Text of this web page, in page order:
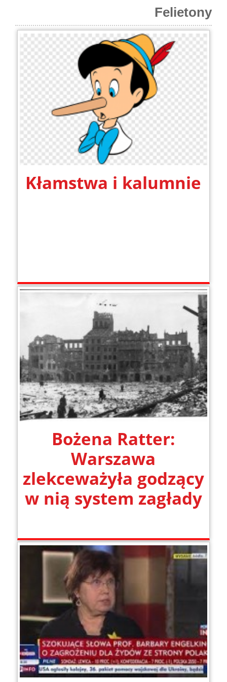
Felietony
Kłamstwa i kalumnie
Bożena Ratter:
Warszawa
zlekceważyła godzący
w nią system zagłady